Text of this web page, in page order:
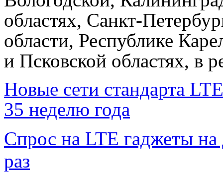
областях, Санкт-
области, Республике
и Псковской областях, в
Новые сети стандарта
35 неделю года
Спрос на LTE гаджеты
раз